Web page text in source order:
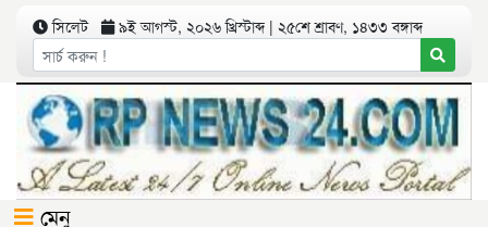
সিলেট ৯ই আগস্ট, ২০২৬ খ্রিস্টাব্দ | ২৫শে শ্রাবণ, ১৪৩৩ বঙ্গাব্দ
মেনু